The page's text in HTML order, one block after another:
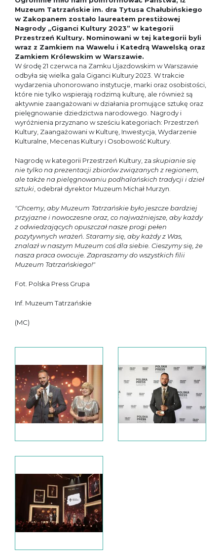
Muzeum Tatrzańskie im. dra Tytusa Chałubińskiego
w Zakopanem zostało laureatem prestiżowej
Nagrody „Giganci Kultury 2023” w kategorii
Przestrzeń Kultury. Nominowani w tej kategorii byli
wraz z Zamkiem na Wawelu i Katedrą Wawelską oraz
Zamkiem Królewskim w Warszawie.
W środę 21 czerwca na Zamku Ujazdowskim w Warszawie
odbyła się wielka gala Giganci Kultury 2023. W trakcie
wydarzenia uhonorowano instytucje, marki oraz osobistości,
które nie tylko wspierają rodzimą kulturę, ale również są
aktywnie zaangażowani w działania promujące sztukę oraz
pielęgnowanie dziedzictwa narodowego. Nagrody i
wyróżnienia przyznano w sześciu kategoriach: Przestrzeń
Kultury, Zaangażowani w Kulturę, Inwestycja, Wydarzenie
Kulturalne, Mecenas Kultury i Osobowość Kultury.
Nagrodę w kategorii Przestrzeń Kultury, za skupianie się
nie tylko na prezentacji zbiorów związanych z regionem,
ale także na pielęgnowaniu podhalańskich tradycji i dzieł
sztuki, odebrał dyrektor Muzeum Michał Murzyn.
"Chcemy, aby Muzeum Tatrzańskie było jeszcze bardziej
przyjazne i nowoczesne oraz, co najważniejsze, aby każdy
z odwiedzających opuszczał nasze progi pełen
pozytywnych wrażeń. Staramy się, aby każdy z Was,
znalazł w naszym Muzeum coś dla siebie. Cieszymy się, że
nasza praca owocuje. Zapraszamy do wszystkich filii
Muzeum Tatrzańskiego!"
Fot. Polska Press Grupa
Inf. Muzeum Tatrzańskie
(MC)